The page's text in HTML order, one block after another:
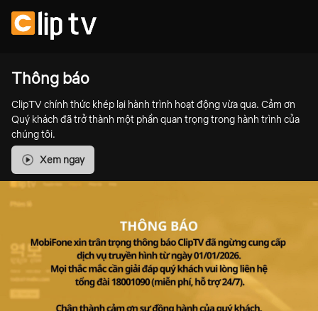
Thông báo
ClipTV chính thức khép lại hành trình hoạt động vừa qua. Cảm ơn
Quý khách đã trở thành một phần quan trọng trong hành trình của
chúng tôi.
Xem ngay